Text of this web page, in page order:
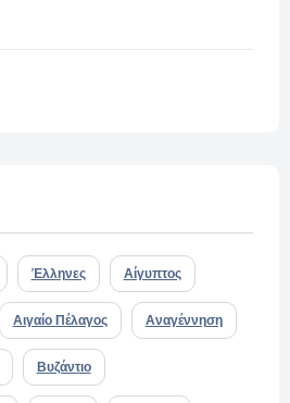
Έλληνες Αίγυπτος
Αιγαίο Πέλαγος Αναγέννηση
Βυζάντιο